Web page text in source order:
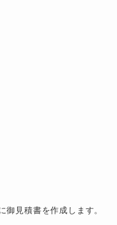
見積書を作成します。